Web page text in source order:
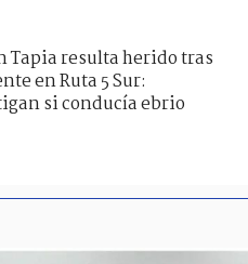
Tapia resulta herido tras
en Ruta 5 Sur:
si conducía ebrio